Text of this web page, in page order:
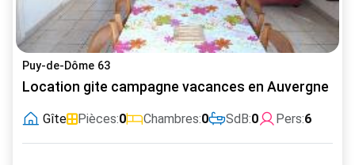
Puy-de-Dôme 63
Location gite campagne vacances en Auvergne
Gîte Pièces:0 Chambres:0 SdB:0 Pers:6